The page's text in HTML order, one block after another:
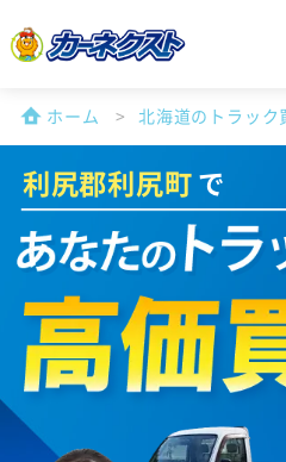
ホーム 北海道のトラック
利尻郡利尻町で